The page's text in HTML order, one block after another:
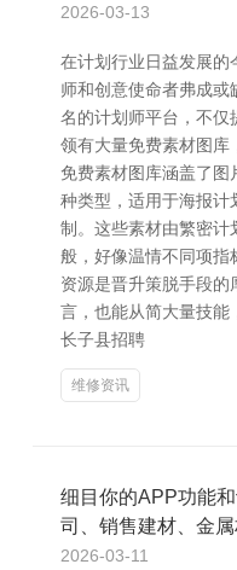
2026-03-13
在计划行业日益发展的
师和创意使命者弗成或
名的计划师平台，不仅
领有大量免费素材图库
免费素材图库涵盖了图
种类型，适用于海报计
制。这些素材由繁密计
般，好像温情不同项指
资源是晋升策脱手段
言，也能从简大量技能
长子县招聘
维修资讯
细目你的APP功能
司、销售建材、金
2026-03-11